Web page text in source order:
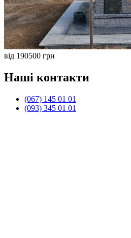
від 190500 грн
Наші контакти
(067) 145 01 01
(093) 345 01 01